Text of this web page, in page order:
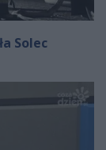
Solec